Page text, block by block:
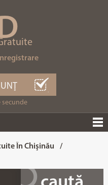
Înregistrare
secunde
În Chişinău
/